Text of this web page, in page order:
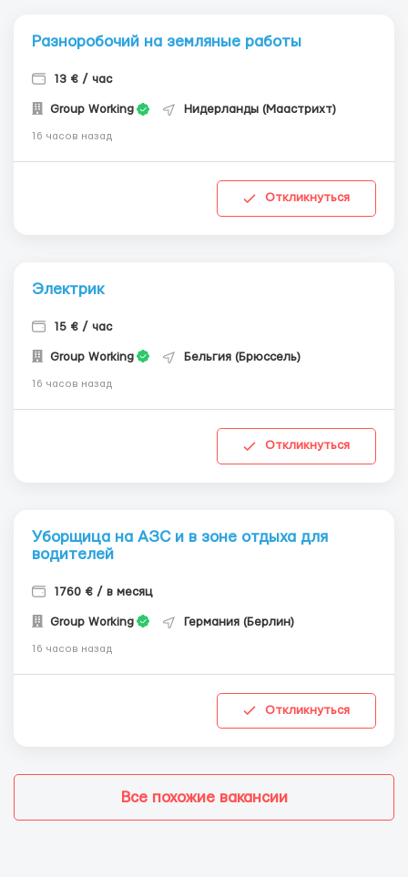
Разноробочий на земляные работы
13 € / час
Group Working Нидерланды (Маастрихт)
16 часов назад
Откликнуться
Электрик
15 € / час
Group Working Бельгия (Брюссель)
16 часов назад
Откликнуться
Уборщица на АЗС и в зоне отдыха для
водителей
1760 € / в месяц
Group Working Германия (Берлин)
16 часов назад
Откликнуться
Все похожие вакансии